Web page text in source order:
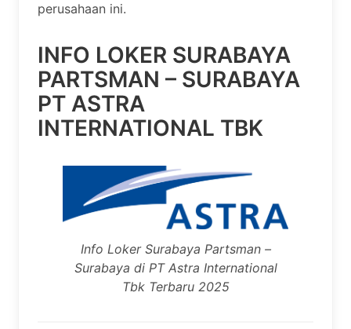
perusahaan ini.
INFO LOKER SURABAYA
PARTSMAN – SURABAYA
PT ASTRA
INTERNATIONAL TBK
Info Loker Surabaya Partsman –
Surabaya di PT Astra International
Tbk Terbaru 2025